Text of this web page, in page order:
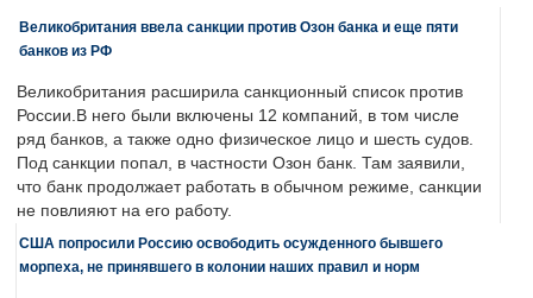
Великобритания ввела санкции против Озон банка и еще пяти
банков из РФ
Великобритания расширила санкционный список против
России.В него были включены 12 компаний, в том числе
ряд банков, а также одно физическое лицо и шесть судов.
Под санкции попал, в частности Озон банк. Там заявили,
что банк продолжает работать в обычном режиме, санкции
не повлияют на его работу.
США попросили Россию освободить осужденного бывшего
морпеха, не принявшего в колонии наших правил и норм